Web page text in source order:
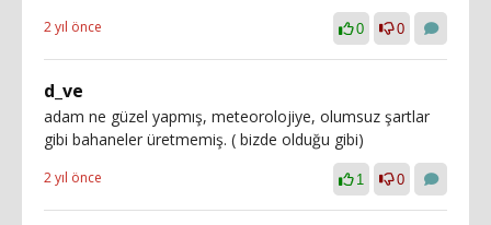
2 yıl önce 0 0
d_ve
adam ne güzel yapmış, meteorolojiye, olumsuz şartlar
gibi bahaneler üretmemiş. ( bizde olduğu gibi)
2 yıl önce 1 0